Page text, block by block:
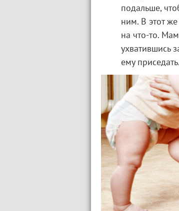
подальше,
ним. В этот же
на что-то.
ухватившись
ему приседать.